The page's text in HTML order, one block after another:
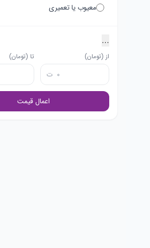
معیوب یا تعمیری
...
از (تومان)
ت
تا (تومان)
اعمال قیمت